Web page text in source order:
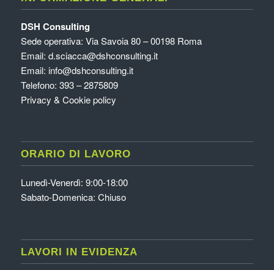
DSH Consulting
Sede operativa: Via Savoia 80 – 00198 Roma
Email: d.sciacca@dshconsulting.it
Email: info@dshconsulting.it
Telefono: 393 – 2875809
Privacy & Cookie policy
ORARIO DI LAVORO
Lunedì-Venerdì: 9:00-18:00
Sabato-Domenica: Chiuso
LAVORI IN EVIDENZA